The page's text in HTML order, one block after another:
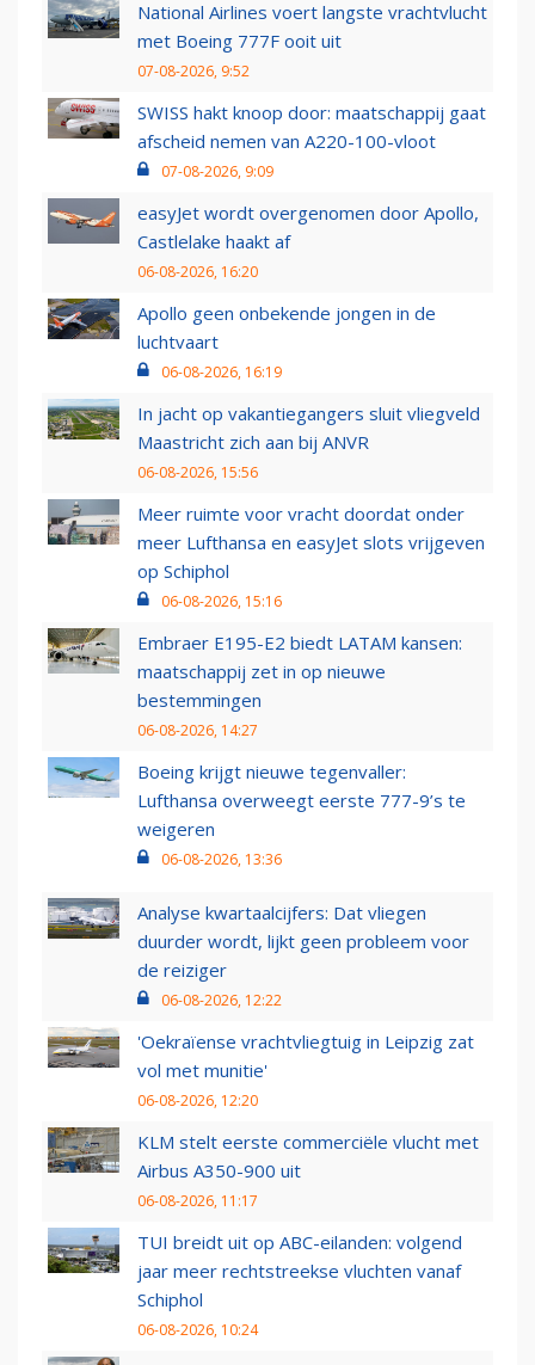
National Airlines voert langste vrachtvlucht
met Boeing 777F ooit uit
07-08-2026, 9:52
SWISS hakt knoop door: maatschappij gaat
afscheid nemen van A220-100-vloot
07-08-2026, 9:09
easyJet wordt overgenomen door Apollo,
Castlelake haakt af
06-08-2026, 16:20
Apollo geen onbekende jongen in de
luchtvaart
06-08-2026, 16:19
In jacht op vakantiegangers sluit vliegveld
Maastricht zich aan bij ANVR
06-08-2026, 15:56
Meer ruimte voor vracht doordat onder
meer Lufthansa en easyJet slots vrijgeven
op Schiphol
06-08-2026, 15:16
Embraer E195-E2 biedt LATAM kansen:
maatschappij zet in op nieuwe
bestemmingen
06-08-2026, 14:27
Boeing krijgt nieuwe tegenvaller:
Lufthansa overweegt eerste 777-9’s te
weigeren
06-08-2026, 13:36
Analyse kwartaalcijfers: Dat vliegen
duurder wordt, lijkt geen probleem voor
de reiziger
06-08-2026, 12:22
'Oekraïense vrachtvliegtuig in Leipzig zat
vol met munitie'
06-08-2026, 12:20
KLM stelt eerste commerciële vlucht met
Airbus A350-900 uit
06-08-2026, 11:17
TUI breidt uit op ABC-eilanden: volgend
jaar meer rechtstreekse vluchten vanaf
Schiphol
06-08-2026, 10:24